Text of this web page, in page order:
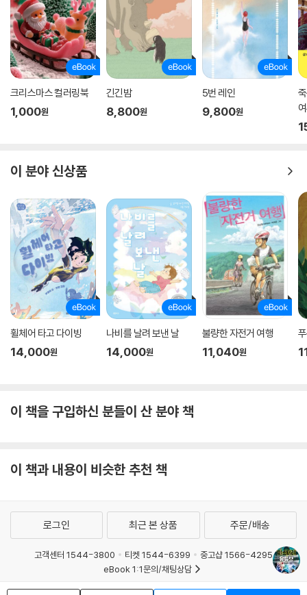
크리스마스 컬러링북
1,000원
긴긴밤
8,800원
5번 레인
9,800원
이 분야 신상품
휠체어 타고 다이빙
14,000원
나비를 날려 보낸 날
14,000원
불량한 자전거 여행
11,040원
이 책을 구입하신 분들이 산 분야 책
이 책과 내용이 비슷한 추천 책
로그인 최근 본 상품 주문/배송
고객센터 1544-3800 티켓 1544-6399
중고샵 1566-4295
eBook 1:1문의/채팅상담
예스이십사(주) 사업자 정보